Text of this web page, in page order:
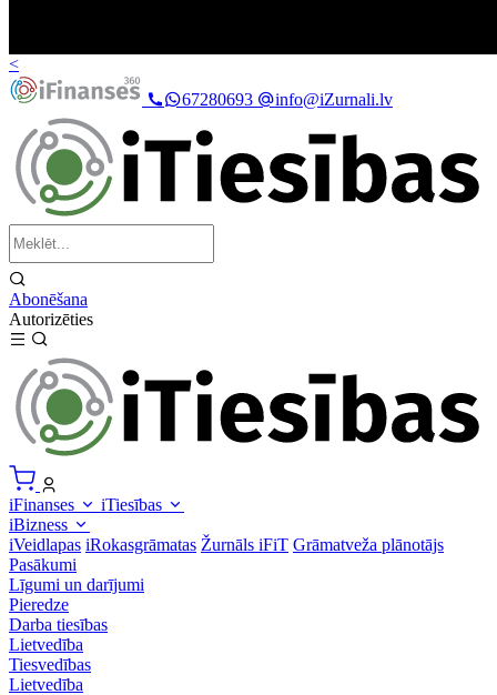
<
67280693
info@iZurnali.lv
Abonēšana
Autorizēties
iFinanses
iTiesības
iBizness
iVeidlapas iRokasgrāmatas Žurnāls iFiT Grāmatveža plānotājs
Pasākumi
Līgumi un darījumi
Pieredze
Darba tiesības
Lietvedība
Tiesvedības
Lietvedība